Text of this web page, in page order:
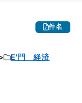
件名
E'門 経済